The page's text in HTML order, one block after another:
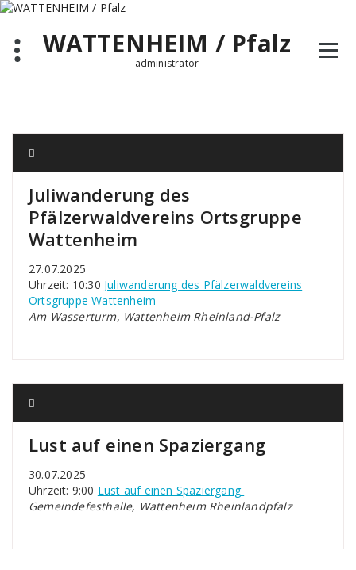
Zum
springenWATTENHEIM / Pfalz
administrator
Juliwanderung des
Pfälzerwaldvereins Ortsgruppe
Wattenheim
27.07.2025
Uhrzeit: 10:30 Juliwanderung des Pfälzerwaldvereins
Ortsgruppe Wattenheim
Am Wasserturm, Wattenheim Rheinland-Pfalz
Lust auf einen Spaziergang
30.07.2025
Uhrzeit: 9:00 Lust auf einen Spaziergang
Gemeindefesthalle, Wattenheim Rheinlandpfalz